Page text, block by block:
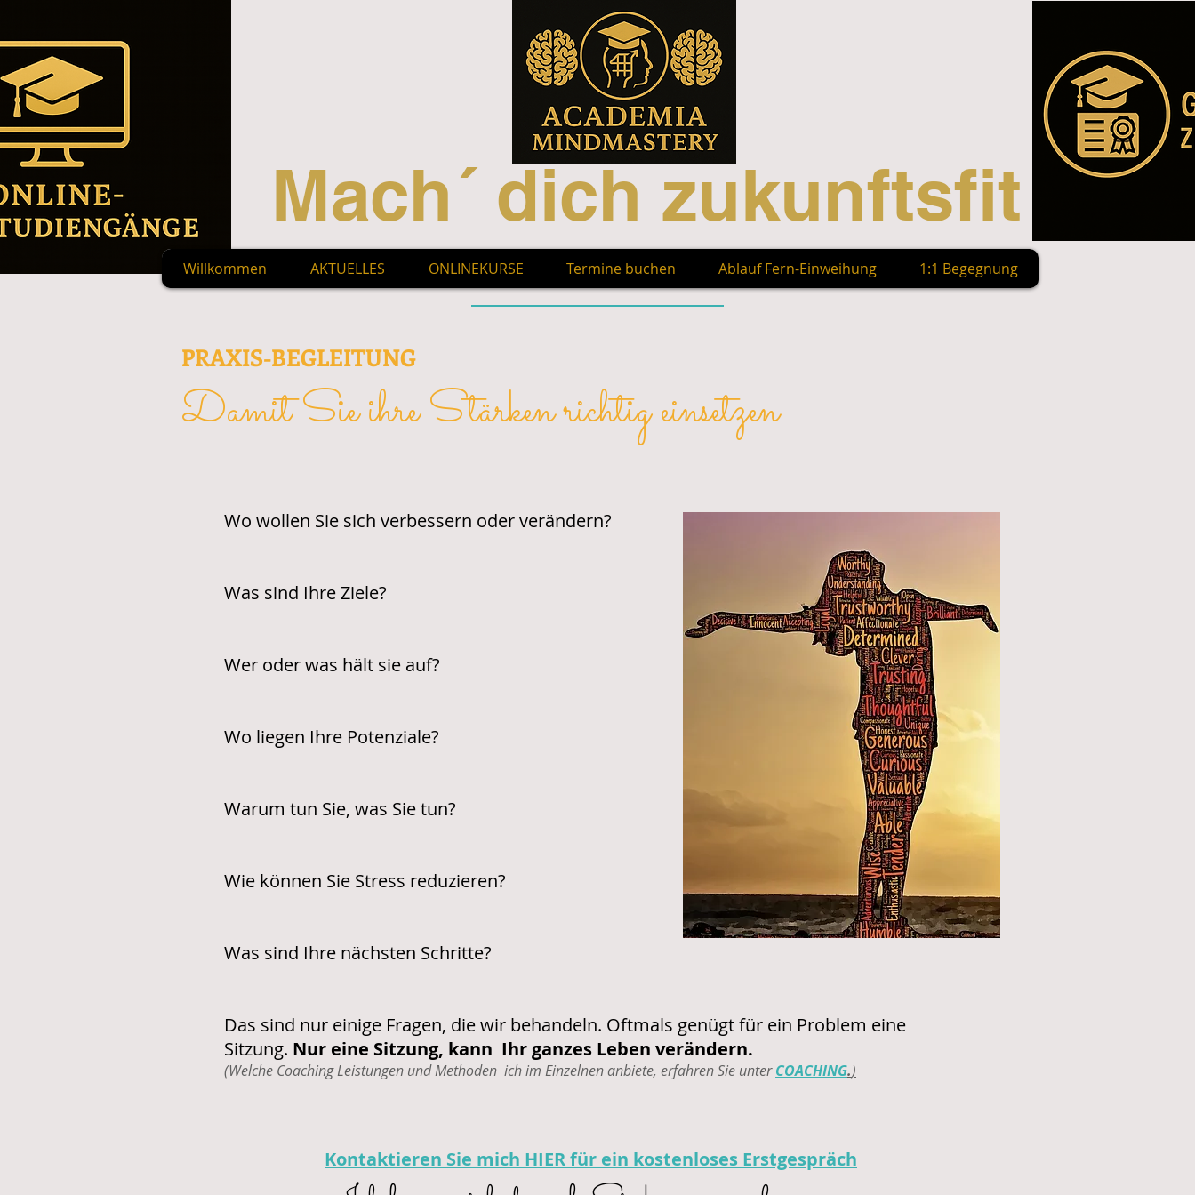
Mach´ dich zukunftsfit
Willkommen AKTUELLES ONLINEKURSE Termine buchen Ablauf Fern-Einweihung 1:1 Begegnung
PRAXIS-BEGLEITUNG
Damit Sie ihre Stärken richtig einsetzen
Wo wollen Sie sich verbessern oder verändern?
Was sind Ihre Ziele?
Wer oder was hält sie auf?
Wo liegen Ihre Potenziale?
Warum tun Sie, was Sie tun?
Wie können Sie Stress reduzieren?
Was sind Ihre nächsten Schritte?
Das sind nur einige Fragen, die wir behandeln. Oftmals genügt für ein Problem eine
Sitzung. Nur eine Sitzung, kann Ihr ganzes Leben verändern.
(Welche Coaching Leistungen und Methoden ich im Einzelnen anbiete, erfahren Sie unterCOACHING.)
Kontaktieren Sie mich HIER für ein kostenloses Erstgespräch